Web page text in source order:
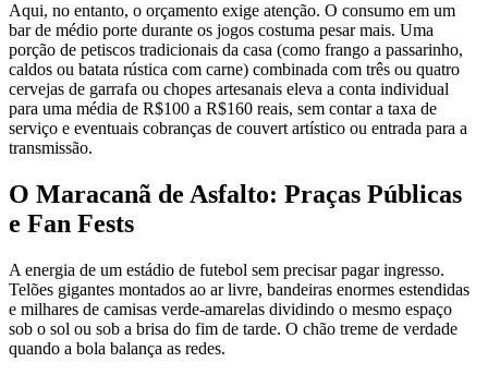
Aqui, no entanto, o orçamento exige atenção. O consumo em um
bar de médio porte durante os jogos costuma pesar mais. Uma
porção de petiscos tradicionais da casa (como frango a passarinho,
caldos ou batata rústica com carne) combinada com três ou quatro
cervejas de garrafa ou chopes artesanais eleva a conta individual
para uma média de R$100 a R$160 reais, sem contar a taxa de
serviço e eventuais cobranças de couvert artístico ou entrada para a
transmissão.
O Maracanã de Asfalto: Praças Públicas
e Fan Fests
A energia de um estádio de futebol sem precisar pagar ingresso.
Telões gigantes montados ao ar livre, bandeiras enormes estendidas
e milhares de camisas verde-amarelas dividindo o mesmo espaço
sob o sol ou sob a brisa do fim de tarde. O chão treme de verdade
quando a bola balança as redes.